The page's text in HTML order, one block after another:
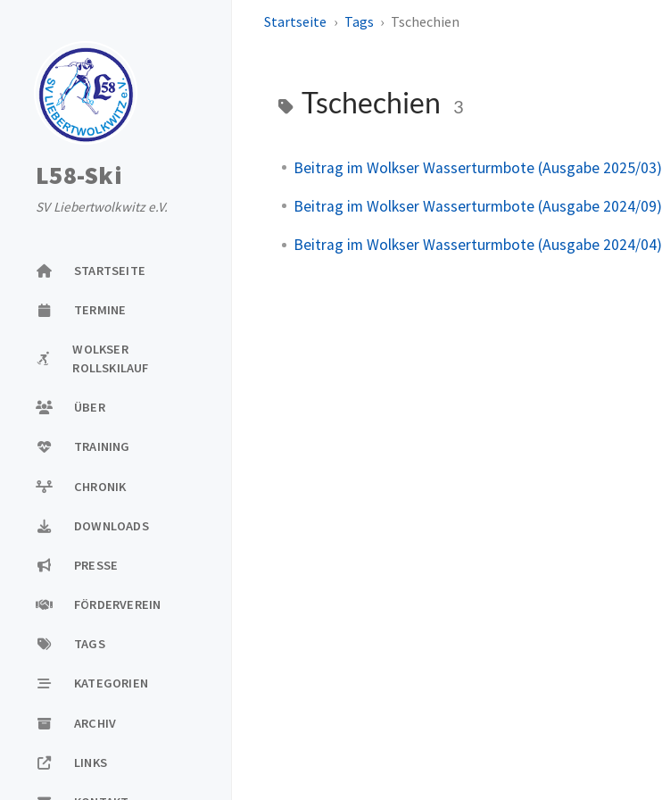
L58-Ski
SV Liebertwolkwitz e.V.
STARTSEITE
TERMINE
WOLKSER
ROLLSKILAUF
ÜBER
TRAINING
CHRONIK
DOWNLOADS
PRESSE
FÖRDERVEREIN
TAGS
KATEGORIEN
ARCHIV
LINKS
Startseite Tags Tschechien
Tschechien 3
Beitrag im Wolkser Wasserturmbote (Ausgabe 2025/03)
Beitrag im Wolkser Wasserturmbote (Ausgabe 2024/09)
Beitrag im Wolkser Wasserturmbote (Ausgabe 2024/04)